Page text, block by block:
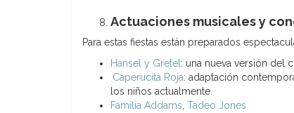
Actuaciones musicales y
Para estas fiestas están preparados
Hansel y Gretel : una nueva versión del
Caperucita Roja: adaptación
los niños actualmente.
Familia Addams Tadeo Jones